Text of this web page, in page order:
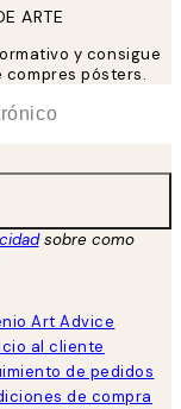
ARTE
y consigue
compres pósters.
sobre como
Art Advice
al cliente
de pedidos
de compra